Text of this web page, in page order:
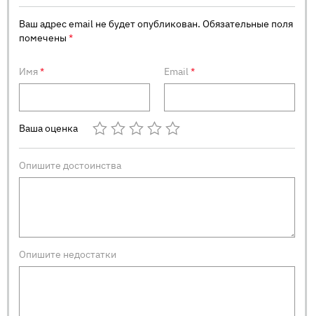
Ваш адрес email не будет опубликован. Обязательные поля
помечены*
Имя* Email*
Ваша оценка
Опишите достоинства
Опишите недостатки